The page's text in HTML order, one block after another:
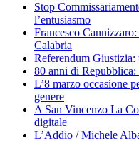
Stop
l’entusiasmo
Francesco
Calabria
Referendum Giustizia:
80 anni di Repubblica:
L’8 marzo occasione
genere
A San Vincenzo La
digitale
L’Addio / Michele